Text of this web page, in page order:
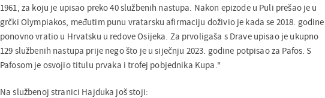
1961, za koju je upisao preko 40 službenih nastupa. Nakon epizode u Puli prešao je u
grčki Olympiakos, međutim punu vratarsku afirmaciju doživio je kada se 2018. godine
ponovno vratio u Hrvatsku u redove Osijeka. Za prvoligaša s Drave upisao je ukupno
129 službenih nastupa prije nego što je u siječnju 2023. godine potpisao za Pafos. S
Pafosom je osvojio titulu prvaka i trofej pobjednika Kupa."
Na službenoj stranici Hajduka još stoji: